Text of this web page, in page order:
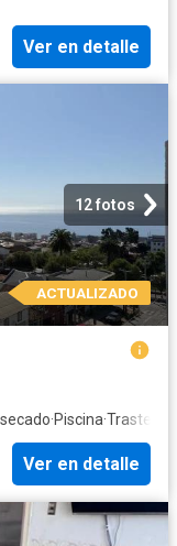
Ver en detalle
12 fotos
ACTUALIZADO
·Piscina·Trastero
Ver en detalle